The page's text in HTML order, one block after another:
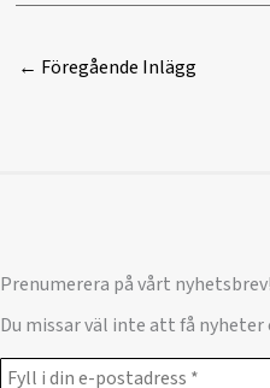
← Föregående Inlägg
Prenumerera på vårt nyhetsbrev!
Du missar väl inte att få